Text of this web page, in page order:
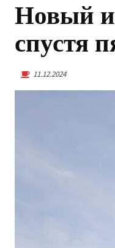
Новый
спустя
11.12.2024